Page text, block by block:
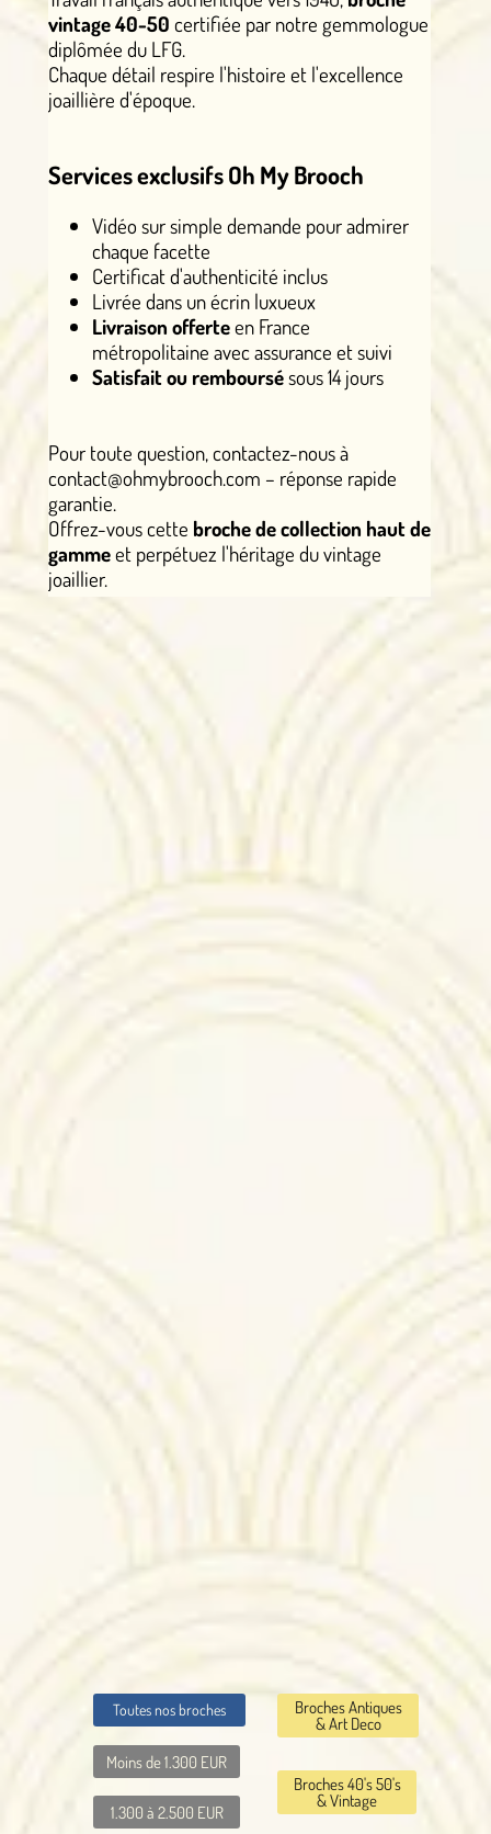
vintage 40-50 certifiée par notre gemmologue
diplômée du LFG.
Chaque détail respire l'histoire et l'excellence
joaillière d'époque.
Services exclusifs Oh My Brooch
Vidéo sur simple demande pour admirer
chaque facette
Certificat d'authenticité inclus
Livrée dans un écrin luxueux
Livraison offerteen France
métropolitaine avec assurance et suivi
Satisfait ou remboursésous 14 jours
Pour toute question, contactez-nous à
contact@ohmybrooch.com – réponse rapide
garantie.
Offrez-vous cette broche de collection haut de
gammeet perpétuez l'héritage du vintage
joaillier.
Broches Antiques
& Art Deco
Broches 40's 50's
& Vintage
Toutes nos broches
Moins de 1.300 EUR
1.300 à 2.500 EUR